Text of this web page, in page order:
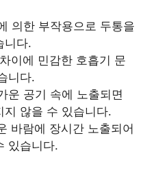
의한 부작용으로 두통을
니다.
이에 민감한 호흡기 문
니다.
운 공기 속에 노출되면
지 않을 수 있습니다.
바람에 장시간 노출되어
있습니다.